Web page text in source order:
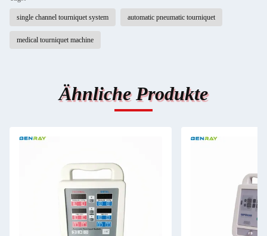
single channel tourniquet system automatic pneumatic tourniquet
medical tourniquet machine
Ähnliche Produkte